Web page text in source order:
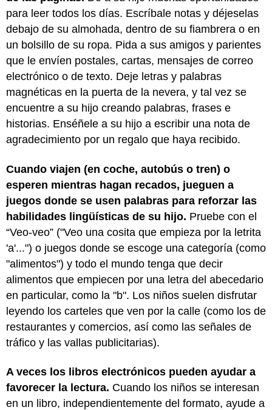
para leer todos los días. Escríbale notas y déjeselas
debajo de su almohada, dentro de su fiambrera o en
un bolsillo de su ropa. Pida a sus amigos y parientes
que le envíen postales, cartas, mensajes de correo
electrónico o de texto. Deje letras y palabras
magnéticas en la puerta de la nevera, y tal vez se
encuentre a su hijo creando palabras, frases e
historias. Enséñele a su hijo a escribir una nota de
agradecimiento por un regalo que haya recibido.
Cuando viajen (en coche, autobús o tren) o
esperen mientras hagan recados, jueguen a
juegos donde se usen palabras para reforzar las
habilidades lingüísticas de su hijo. Pruebe con el
“Veo-veo” ("Veo una cosita que empieza por la letrita
'a'...") o juegos donde se escoge una categoría (como
"alimentos") y todo el mundo tenga que decir
alimentos que empiecen por una letra del abecedario
en particular, como la "b". Los niños suelen disfrutar
leyendo los carteles que ven por la calle (como los de
restaurantes y comercios, así como las señales de
tráfico y las vallas publicitarias).
A veces los libros electrónicos pueden ayudar a
favorecer la lectura. Cuando los niños se interesan
en un libro, independientemente del formato, ayude a